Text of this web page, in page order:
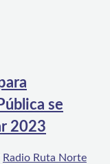
se
2023
Radio Ruta Norte